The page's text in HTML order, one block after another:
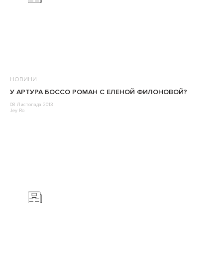
НОВИНИ
У АРТУРА БОССО РОМАН С ЕЛЕНОЙ ФИЛОНОВОЙ?
08 Листопада 2013
Jey Ro